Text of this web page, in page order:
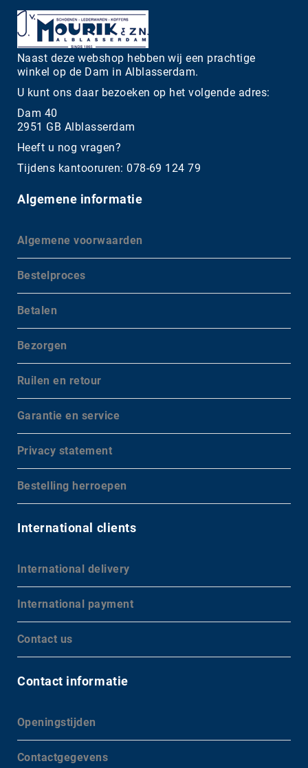
Naast deze webshop hebben wij een prachtige
winkel op de Dam in Alblasserdam.
U kunt ons daar bezoeken op het volgende adres:
Dam 40
2951 GB Alblasserdam
Heeft u nog vragen?
Tijdens kantooruren: 078-69 124 79
Algemene informatie
Algemene voorwaarden
Bestelproces
Betalen
Bezorgen
Ruilen en retour
Garantie en service
Privacy statement
Bestelling herroepen
International clients
International delivery
International payment
Contact us
Contact informatie
Openingstijden
Contactgegevens